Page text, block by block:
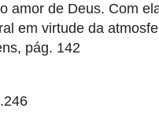
amor de Deus. Com
em virtude da
pág. 142